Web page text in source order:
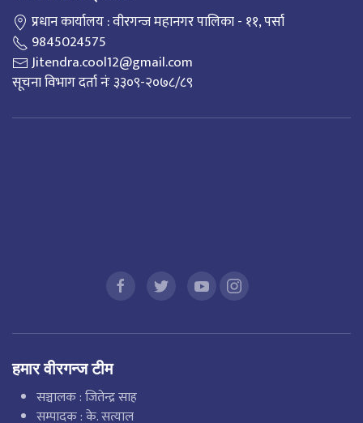
प्रधान कार्यालय : वीरगन्ज महानगर पालिका - ११, पर्सा
9845024575
Jitendra.cool12@gmail.com
सूचना विभाग दर्ता नंः ३३०९-२०७८/८९
हमार वीरगन्ज टीम
सञ्चालक : जितेन्द्र साह
सम्पादक : के. सत्याल